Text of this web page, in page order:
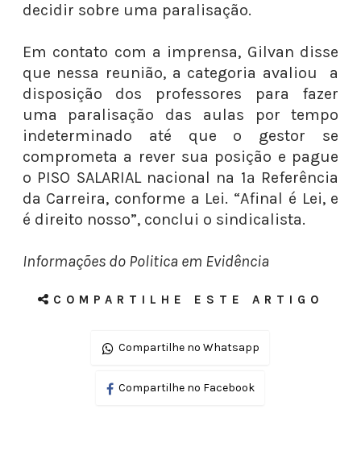
decidir sobre uma paralisação.
Em contato com a imprensa, Gilvan disse
que nessa reunião, a categoria avaliou a
disposição dos professores para fazer
uma paralisação das aulas por tempo
indeterminado até que o gestor se
comprometa a rever sua posição e pague
o PISO SALARIAL nacional na 1ª Referência
da Carreira, conforme a Lei. “Afinal é Lei, e
é direito nosso”, conclui o sindicalista.
Informações do Politica em Evidência
COMPARTILHE ESTE ARTIGO
Compartilhe no Whatsapp
Compartilhe no Facebook